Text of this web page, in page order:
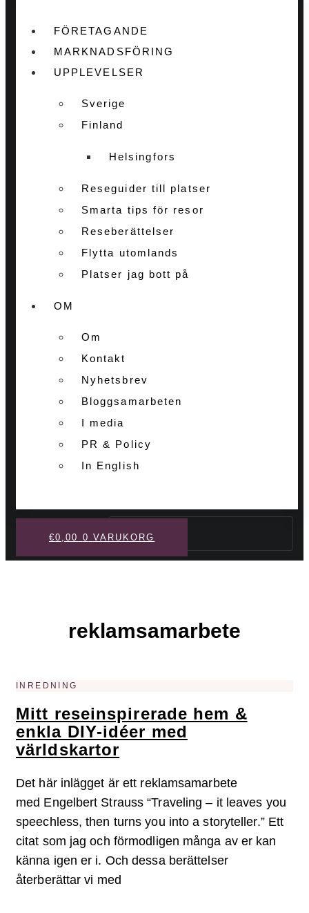
FÖRETAGANDE
MARKNADSFÖRING
UPPLEVELSER
Sverige
Finland
Helsingfors
Reseguider till platser
Smarta tips för resor
Reseberättelser
Flytta utomlands
Platser jag bott på
OM
Om
Kontakt
Nyhetsbrev
Bloggsamarbeten
I media
PR & Policy
In English
Sök
€0,00 0 VARUKORG
reklamsamarbete
INREDNING
Mitt reseinspirerade hem &
enkla DIY-idéer med
världskartor
Det här inlägget är ett reklamsamarbete
med Engelbert Strauss “Traveling – it leaves you
speechless, then turns you into a storyteller.” Ett
citat som jag och förmodligen många av er kan
känna igen er i. Och dessa berättelser
återberättar vi med